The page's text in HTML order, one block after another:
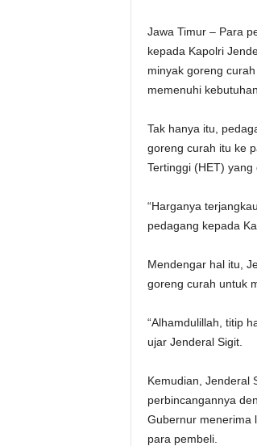
Jawa Timur – Para
kepada Kapolri
minyak goreng
memenuhi
Tak hanya itu,
goreng curah itu ke
Tertinggi (HET) yang
“Harganya
pedagang kepada
Mendengar hal itu,
goreng curah untuk
“Alhamdulillah, titip
ujar Jenderal Sigit.
Kemudian, Jenderal
perbincangannya
Gubernur menerima
para pembeli.